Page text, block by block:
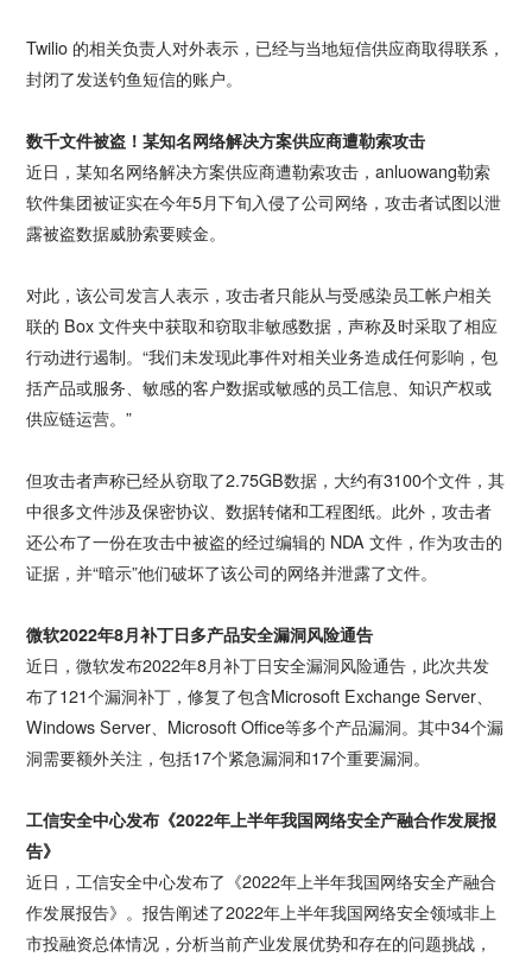
Twilio 的相关负责人对外表示，已经与当地短信供应商取得联系，
封闭了发送钓鱼短信的账户。
数千文件被盗！某知名网络解决方案供应商遭勒索攻击
近日，某知名网络解决方案供应商遭勒索攻击，anluowang勒索
软件集团被证实在今年5月下旬入侵了公司网络，攻击者试图以泄
露被盗数据威胁索要赎金。
对此，该公司发言人表示，攻击者只能从与受感染员工帐户相关
联的 Box 文件夹中获取和窃取非敏感数据，声称及时采取了相应
行动进行遏制。“我们未发现此事件对相关业务造成任何影响，包
括产品或服务、敏感的客户数据或敏感的员工信息、知识产权或
供应链运营。”
但攻击者声称已经从窃取了2.75GB数据，大约有3100个文件，其
中很多文件涉及保密协议、数据转储和工程图纸。此外，攻击者
还公布了一份在攻击中被盗的经过编辑的 NDA 文件，作为攻击的
证据，并“暗示”他们破坏了该公司的网络并泄露了文件。
微软2022年8月补丁日多产品安全漏洞风险通告
近日，微软发布2022年8月补丁日安全漏洞风险通告，此次共发
布了121个漏洞补丁，修复了包含Microsoft Exchange Server、
Windows Server、Microsoft Office等多个产品漏洞。其中34个漏
洞需要额外关注，包括17个紧急漏洞和17个重要漏洞。
工信安全中心发布《2022年上半年我国网络安全产融合作发展报
告》
近日，工信安全中心发布了《2022年上半年我国网络安全产融合
作发展报告》。报告阐述了2022年上半年我国网络安全领域非上
市投融资总体情况，分析当前产业发展优势和存在的问题挑战，